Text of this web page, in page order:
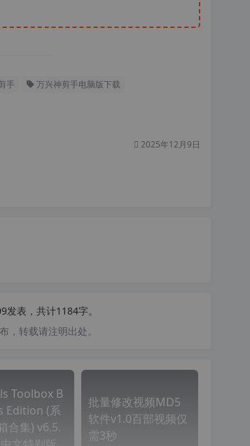
手 万兴神剪手电脑版下载
2025年12月9日
发表，共计1184字。
，转载请注明出处。
Toolbox B
Edition (系
合集) v6.5.
批量修改视频MD5
软件v1.0百部视频仅
需3秒